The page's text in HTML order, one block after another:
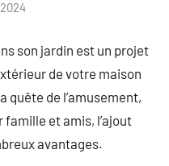
son jardin est un projet
de votre maison
quête de l’amusement,
et amis, l’ajout
avantages.